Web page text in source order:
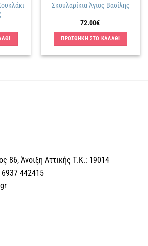
Σκουλαρίκια Άγιος Βασίλης
72.00€
ΠΡΟΣΘΗΚΗ ΣΤΟ ΚΑΛΑΘΙ
86, Άνοιξη Αττικής Τ.Κ.: 19014
442415